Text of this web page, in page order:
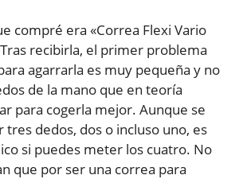
compré era «Correa Flexi Vario
Tras recibirla, el primer problema
agarrarla es muy pequeña y no
de la mano que en teoría
para cogerla mejor. Aunque se
dedos, dos o incluso uno, es
si puedes meter los cuatro. No
que por ser una correa para